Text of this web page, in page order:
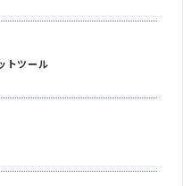
トツール